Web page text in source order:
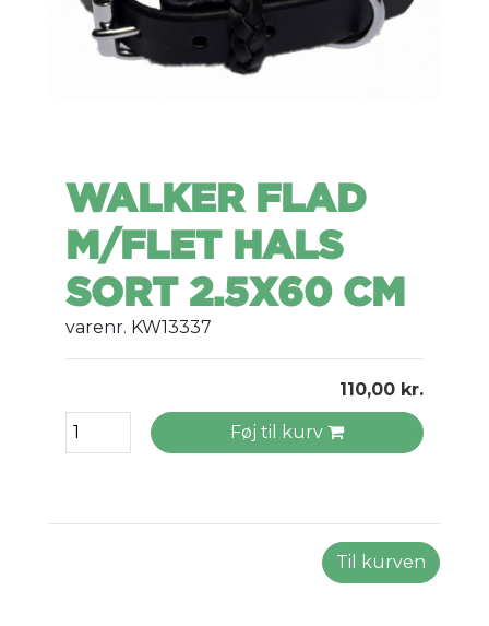
WALKER FLAD
M/FLET HALS
SORT 2.5X60 CM
varenr. KW13337
110,00 kr.
Føj til kurv
Til kurven